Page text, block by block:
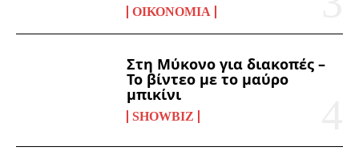
ΟΙΚΟΝΟΜΊΑ
Στη Μύκονο για διακοπές –
Το βίντεο με το μαύρο
μπικίνι
SHOWBIZ